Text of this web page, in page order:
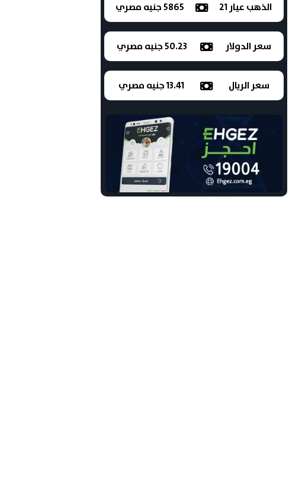
الذهب عيار 21 5865 جنيه مصري
سعر الدولار 50.23 جنيه مصري
سعر الريال 13.41 جنيه مصري